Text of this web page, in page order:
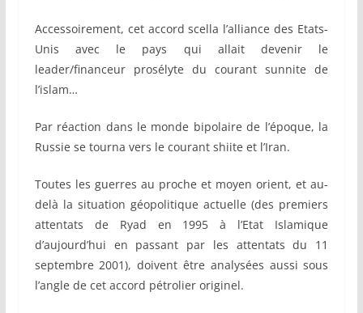
Accessoirement, cet accord scella l’alliance des Etats-
Unis avec le pays qui allait devenir le
leader/financeur prosélyte du courant sunnite de
l’islam…
Par réaction dans le monde bipolaire de l’époque, la
Russie se tourna vers le courant shiite et l’Iran.
Toutes les guerres au proche et moyen orient, et au-
delà la situation géopolitique actuelle (des premiers
attentats de Ryad en 1995 à l’Etat Islamique
d’aujourd’hui en passant par les attentats du 11
septembre 2001), doivent être analysées aussi sous
l’angle de cet accord pétrolier originel.